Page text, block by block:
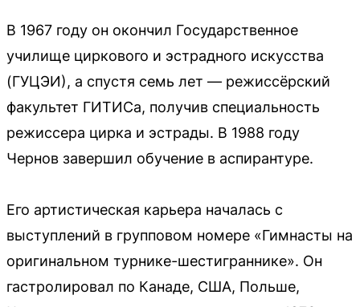
В 1967 году он окончил Государственное
училище циркового и эстрадного искусства
(ГУЦЭИ), а спустя семь лет — режиссёрский
факультет ГИТИСа, получив специальность
режиссера цирка и эстрады. В 1988 году
Чернов завершил обучение в аспирантуре.
Его артистическая карьера началась с
выступлений в групповом номере «Гимнасты на
оригинальном турнике-шестиграннике». Он
гастролировал по Канаде, США, Польше,